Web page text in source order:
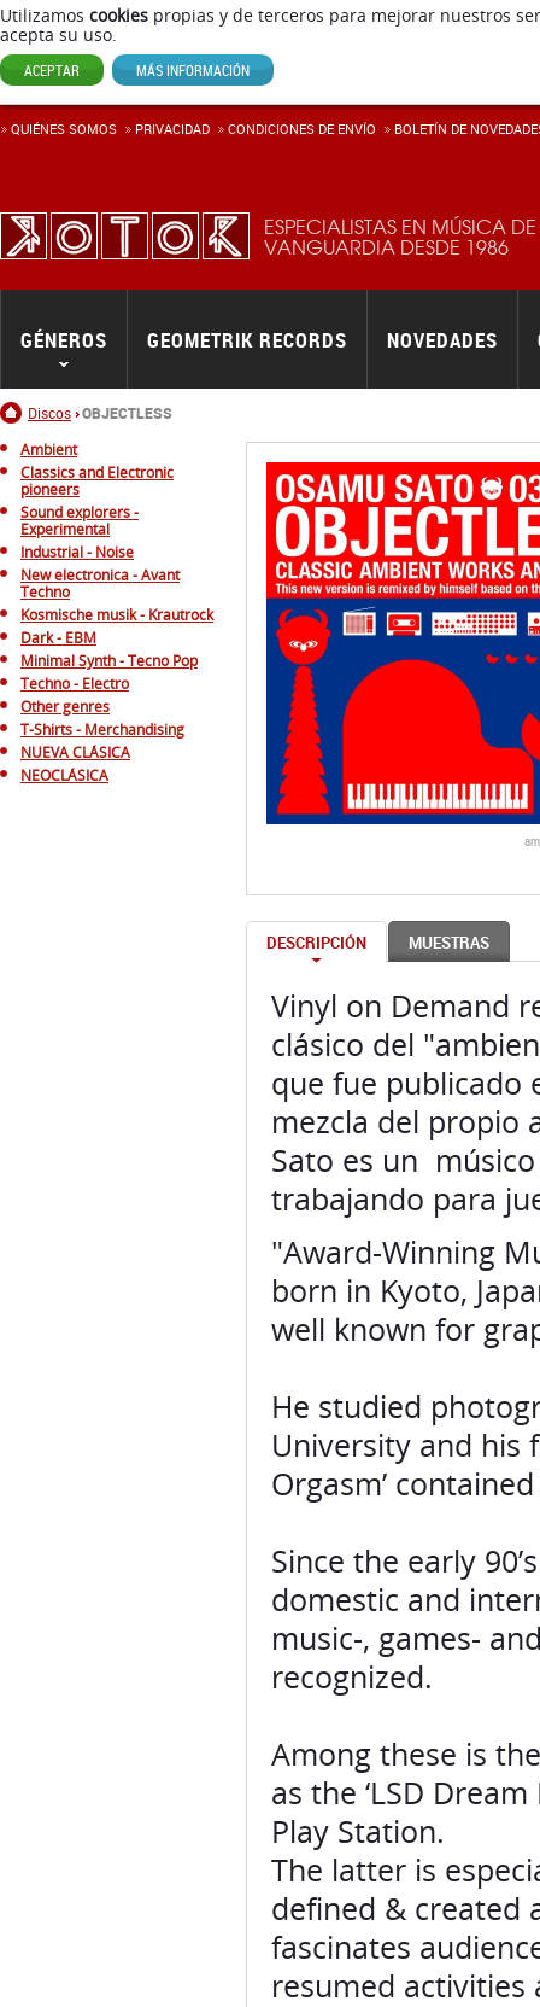
Utilizamos cookies propias y de terceros para mejorar nuestros
acepta su uso.
ACEPTAR MÁS INFORMACIÓN
ESPECIALISTAS EN MÚSICA DE
VANGUARDIA DESDE 1986
Inicio
Discos OBJECTLESS
GÉNEROS GEOMETRIK RECORDS NOVEDADES
QUIÉNES SOMOS PRIVACIDAD CONDICIONES DE ENVÍ­O BOLETÍN DE
Ambient
Classics and Electronic
pioneers
Sound explorers -
Experimental
Industrial - Noise
New electronica - Avant
Techno
Kosmische musik - Krautrock
Dark - EBM
Minimal Synth - Tecno Pop
Techno - Electro
Other genres
T-Shirts - Merchandising
NUEVA CLÁSICA
NEOCLÁSICA
DESCRIPCIÓN MUESTRAS
Vinyl on Demand
clásico del
que fue publicado
mezcla del propio
Sato es un
trabajando para
"Award-Winning
born in Kyoto,
well known for
He studied
University and his
Orgasm’
Since the early
domestic and
music-, games-
recognized.
Among these is
as the ‘LSD
Play Station.
The latter is
defined & created
fascinates
resumed